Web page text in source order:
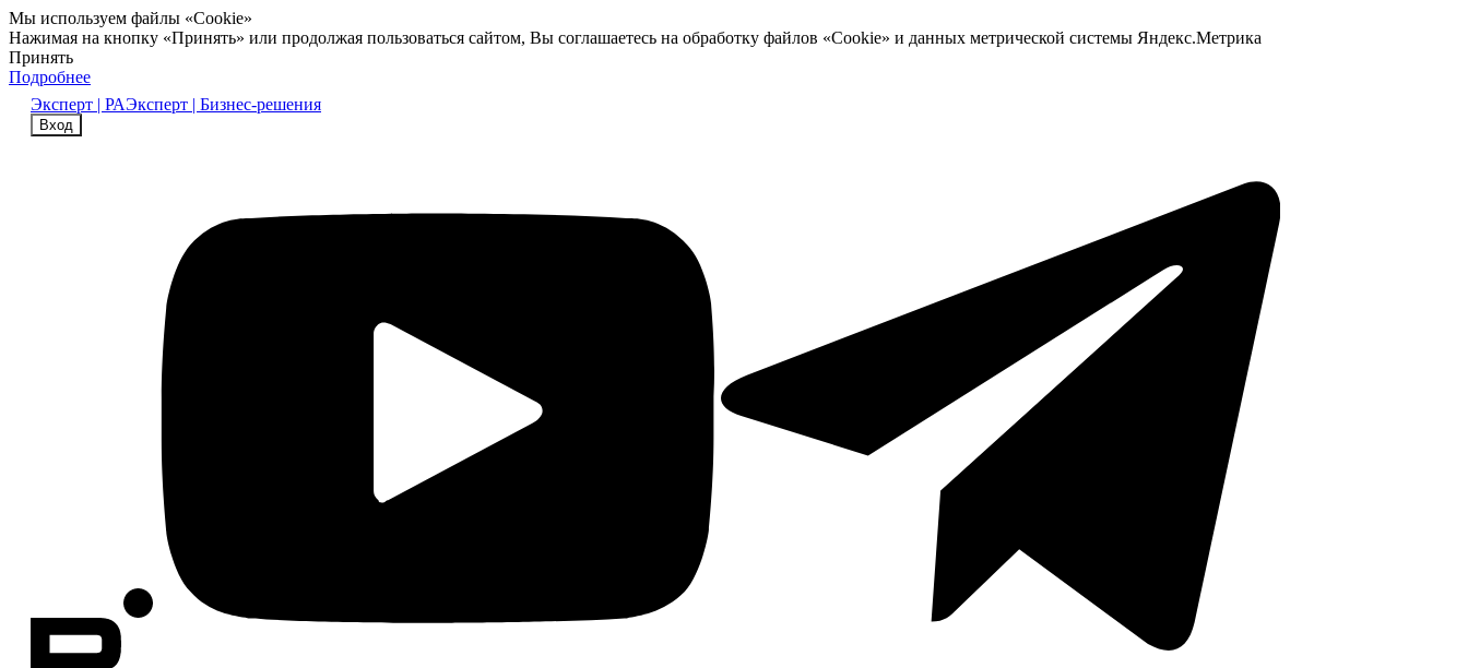
Мы используем файлы «Cookie»
Нажимая на кнопку «Принять» или продолжая пользоваться сайтом, Вы соглашаетесь на обработку файлов «Cookie» и данных метрической системы Яндекс.Метрика
Принять
Подробнее
Эксперт | РАЭксперт | Бизнес-решения
Вход